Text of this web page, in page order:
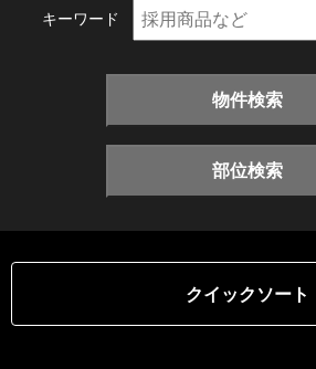
キーワード
物件検索
部位検索
クイックソート